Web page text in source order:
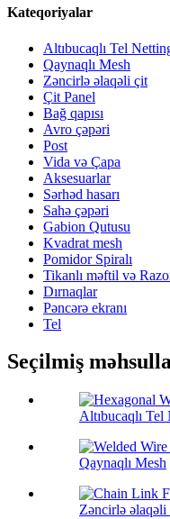
Kateqoriyalar
Altıbucaqlı Tel
Qaynaqlı Mesh
Zəncirlə əlaqəli çit
Çit Panel
Bağ qapısı
Avro çəpəri
Post
Vida və Çapa
Aksesuarlar
Sərhəd hasarı
Sahə çəpəri
Gabion Qutusu
Kvadrat mesh
Pomidor Spiralı
Tikanlı məftil və
Dırnaqlar
Pəncərə ekranı
Tel
Seçilmiş
Altıbucaqlı Tel
Qaynaqlı Mesh
Zəncirlə əlaqəli